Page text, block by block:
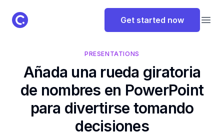
ClassPoint Logo Get started now
PRESENTATIONS
Añada una rueda giratoria
de nombres en PowerPoint
para divertirse tomando
decisiones